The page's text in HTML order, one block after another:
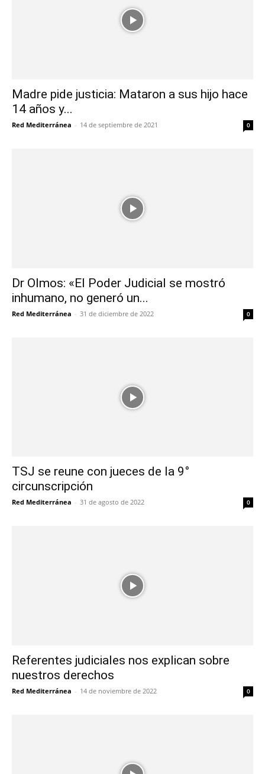
Madre pide justicia: Mataron a sus hijo hace
14 años y...
Red Mediterránea - 14 de septiembre de 2021 0
Dr Olmos: «El Poder Judicial se mostró
inhumano, no generó un...
Red Mediterránea - 31 de diciembre de 2022 0
TSJ se reune con jueces de la 9°
circunscripción
Red Mediterránea - 31 de agosto de 2022 0
Referentes judiciales nos explican sobre
nuestros derechos
Red Mediterránea - 14 de noviembre de 2022 0